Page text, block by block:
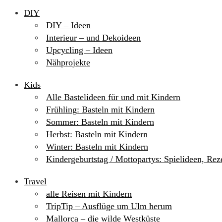
DIY
DIY – Ideen
Interieur – und Dekoideen
Upcycling – Ideen
Nähprojekte
Kids
Alle Bastelideen für und mit Kindern
Frühling: Basteln mit Kindern
Sommer: Basteln mit Kindern
Herbst: Basteln mit Kindern
Winter: Basteln mit Kindern
Kindergeburtstag / Mottopartys: Spielideen,
Travel
alle Reisen mit Kindern
TripTip – Ausflüge um Ulm herum
Mallorca – die wilde Westküste